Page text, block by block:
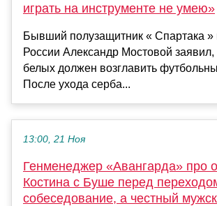
играть на инструменте не умею»
Бывший полузащитник « Спартака »
России Александр Мостовой заявил,
белых должен возглавить
После ухода серба...
13:00, 21 Ноя
Генменеджер «Авангарда» про
Костина с Буше перед
собеседование, а честный